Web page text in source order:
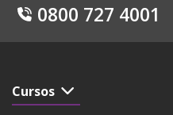
0800 727 4001
Cursos